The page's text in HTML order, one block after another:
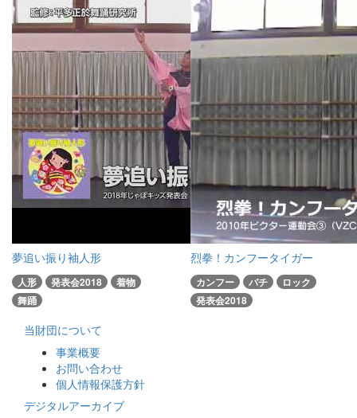
夢追い振り袖人形
人形 発表会2018
着物
舞踊
烈拳！カンフータイガー
カンフー バチ
ロック
発表会2018
当財団について
事業概要
お問い合わせ
個人情報保護方針
デジタルアーカイブ